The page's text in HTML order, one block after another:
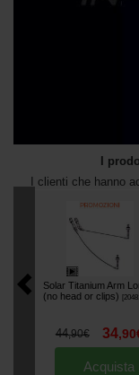
I
I clienti che hanno
Solar Titanium Arm
(no head or clips)
[
44,90€ 34,90
Acquista